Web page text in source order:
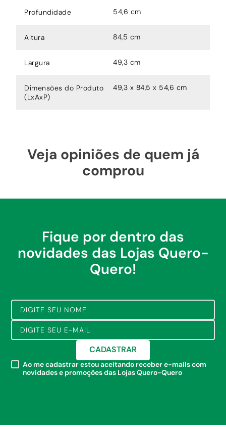
Profundidade 54,6 cm
Altura 84,5 cm
Largura 49,3 cm
Dimensões do Produto
(LxAxP)
49,3 x 84,5 x 54,6 cm
Veja opiniões de quem já
comprou
Fique por dentro das
novidades das Lojas Quero-
Quero!
CADASTRAR
Ao me cadastrar estou aceitando receber e-mails com
novidades e promoções das Lojas Quero-Quero